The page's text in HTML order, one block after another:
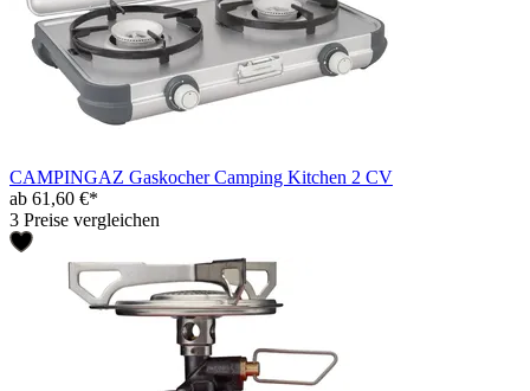
CAMPINGAZ Gaskocher Camping Kitchen 2 CV
ab 61,60 €*
3 Preise vergleichen